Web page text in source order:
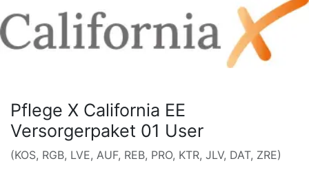
Pflege X California EE
Versorgerpaket 01 User
(KOS, RGB, LVE, AUF, REB, PRO, KTR, JLV, DAT, ZRE)